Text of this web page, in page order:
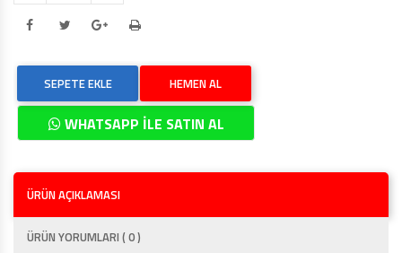
SEPETE EKLE HEMEN AL
WHATSAPP İLE SATIN AL
ÜRÜN AÇIKLAMASI
ÜRÜN YORUMLARI ( 0 )